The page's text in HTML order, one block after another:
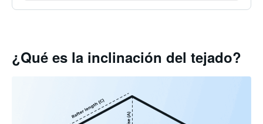
¿Qué es la inclinación del tejado?